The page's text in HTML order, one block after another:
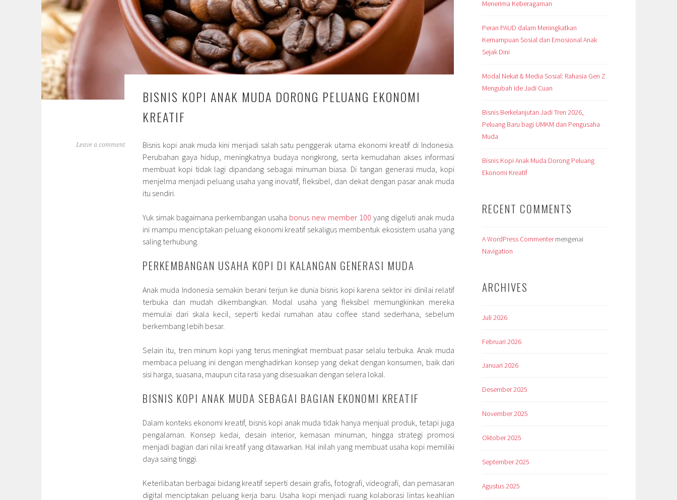
BISNIS KOPI ANAK MUDA DORONG PELUANG EKONOMI
KREATIF
Leave a comment
Bisnis kopi anak muda kini menjadi salah satu penggerak utama ekonomi kreatif di Indonesia.
Perubahan gaya hidup, meningkatnya budaya nongkrong, serta kemudahan akses informasi
membuat kopi tidak lagi dipandang sebagai minuman biasa. Di tangan generasi muda, kopi
menjelma menjadi peluang usaha yang inovatif, fleksibel, dan dekat dengan pasar anak muda
itu sendiri.
Yuk simak bagaimana perkembangan usaha bonus new member 100 yang digeluti anak muda
ini mampu menciptakan peluang ekonomi kreatif sekaligus membentuk ekosistem usaha yang
saling terhubung.
PERKEMBANGAN USAHA KOPI DI KALANGAN GENERASI MUDA
Anak muda Indonesia semakin berani terjun ke dunia bisnis kopi karena sektor ini dinilai relatif
terbuka dan mudah dikembangkan. Modal usaha yang fleksibel memungkinkan mereka
memulai dari skala kecil, seperti kedai rumahan atau coffee stand sederhana, sebelum
berkembang lebih besar.
Selain itu, tren minum kopi yang terus meningkat membuat pasar selalu terbuka. Anak muda
membaca peluang ini dengan menghadirkan konsep yang dekat dengan konsumen, baik dari
sisi harga, suasana, maupun cita rasa yang disesuaikan dengan selera lokal.
BISNIS KOPI ANAK MUDA SEBAGAI BAGIAN EKONOMI KREATIF
Dalam konteks ekonomi kreatif, bisnis kopi anak muda tidak hanya menjual produk, tetapi juga
pengalaman. Konsep kedai, desain interior, kemasan minuman, hingga strategi promosi
menjadi bagian dari nilai kreatif yang ditawarkan. Hal inilah yang membuat usaha kopi memiliki
daya saing tinggi.
Keterlibatan berbagai bidang kreatif seperti desain grafis, fotografi, videografi, dan pemasaran
digital menciptakan peluang kerja baru. Usaha kopi menjadi ruang kolaborasi lintas keahlian
Menerima Keberagaman
Peran PAUD dalam Meningkatkan
Kemampuan Sosial dan Emosional Anak
Sejak Dini
Modal Nekat & Media Sosial: Rahasia Gen Z
Mengubah Ide Jadi Cuan
Bisnis Berkelanjutan Jadi Tren 2026,
Peluang Baru bagi UMKM dan Pengusaha
Muda
Bisnis Kopi Anak Muda Dorong Peluang
Ekonomi Kreatif
RECENT COMMENTS
A WordPress Commentermengenai
Navigation
ARCHIVES
Juli 2026
Februari 2026
Januari 2026
Desember 2025
November 2025
Oktober 2025
September 2025
Agustus 2025